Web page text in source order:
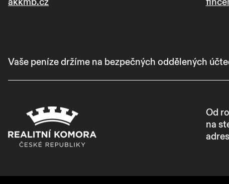
Vaše peníze držíme na bezpečných oddělených
Od
na